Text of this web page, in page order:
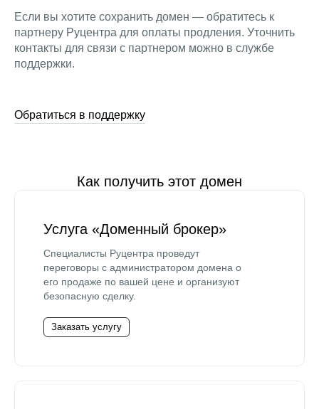
Если вы хотите сохранить домен — обратитесь к
партнеру Руцентра для оплаты продления. Уточнить
контакты для связи с партнером можно в службе
поддержки.
Обратиться в поддержку
Как получить этот домен
Услуга «Доменный брокер»
Специалисты Руцентра проведут
переговоры с администратором домена о
его продаже по вашей цене и организуют
безопасную сделку.
Заказать услугу